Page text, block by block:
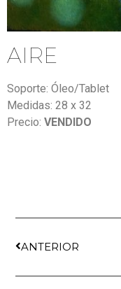
AIRE
Soporte: Óleo/Tablet
Medidas: 28 x 32
Precio: VENDIDO
ANTERIOR